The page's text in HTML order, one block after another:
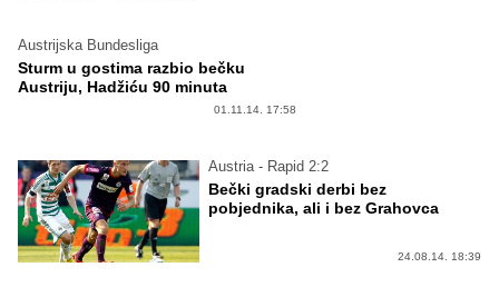
Austrijska Bundesliga
Sturm u gostima razbio bečku
Austriju, Hadžiću 90 minuta
01.11.14. 17:58
Austria - Rapid 2:2
Bečki gradski derbi bez
pobjednika, ali i bez Grahovca
24.08.14. 18:39